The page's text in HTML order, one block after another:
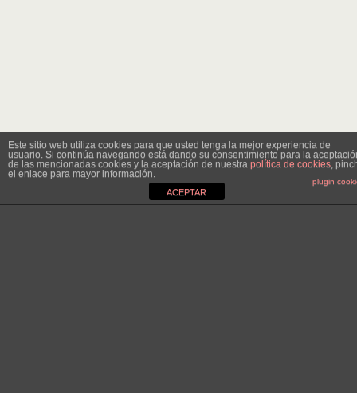
Este sitio web utiliza cookies para que usted tenga la mejor experiencia de
usuario. Si continúa navegando está dando su consentimiento para la
de las mencionadas cookies y la aceptación de nuestra política de cookies,
el enlace para mayor información.
plugin
ACEPTAR